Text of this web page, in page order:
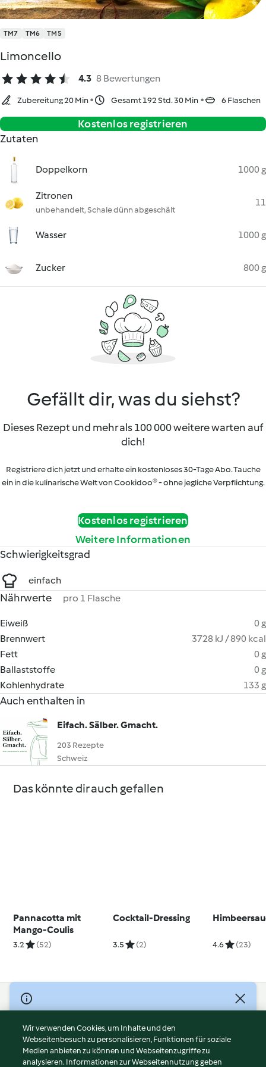
TM7 TM6 TM5
Limoncello
4.3 8 Bewertungen
Zubereitung 20 Min Gesamt 192 Std. 30 Min 6 Flaschen
Kostenlos registrieren
Zutaten
Doppelkorn 1000 g
Zitronen
unbehandelt, Schale dünn abgeschält
11
Wasser 1000 g
Zucker 800 g
Gefällt dir, was du siehst?
Dieses Rezept und mehr als 100 000 weitere warten auf
dich!
Registriere dich jetzt und erhalte ein kostenloses 30-Tage Abo. Tauche
ein in die kulinarische Welt von Cookidoo® - ohne jegliche Verpflichtung.
Kostenlos registrieren
Weitere Informationen
Schwierigkeitsgrad
einfach
Nährwerte pro 1 Flasche
Eiweiß
0 g
Brennwert
3728 kJ / 890 kcal
Fett
0 g
Ballaststoffe
0 g
Kohlenhydrate
133 g
Auch enthalten in
Eifach. Sälber. Gmacht.
203 Rezepte
Schweiz
Das könnte dir auch gefallen
Pannacotta mit
Mango-Coulis
3.2 (52)
Cocktail-Dressing
3.5 (2) 4.6 (23)
© Copyright 2026
Nutzungsbedingungen
Datenschutzrichtlinien
Disclaimer
Wir verwenden Cookies, um Inhalte und den
Webseitenbesuch zu personalisieren, Funktionen für soziale
Medien anbieten zu können und Webseitenzugriffe zu
analysieren. Informationen zur Webseitennutzung geben